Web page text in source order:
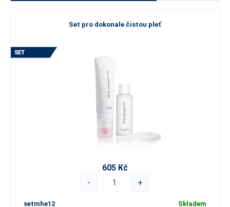
Set pro dokonale čistou pleť
605 Kč
-
+
setmhe12 Skladem